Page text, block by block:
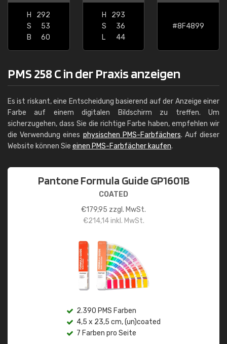
H
292
S
53
B
60
H
293
S
36
L
44
#8F4899
PMS 258 C in der Praxis anzeigen
Es ist riskant, eine Entscheidung basierend auf der Anzeige einer
Farbe auf einem digitalen Bildschirm zu treffen. Um
sicherzugehen, dass Sie die richtige Farbe haben, empfehlen wir
die Verwendung eines physischen PMS-Farbfächers. Auf dieser
Website können Sie einen PMS-Farbfächer kaufen.
Pantone Formula Guide GP1601B
COATED
€179,95 zzgl. MwSt.
€214,14inkl. MwSt.
2.390 PMS Farben
4,5 x 23,5 cm, (un)coated
7 Farben pro Seite